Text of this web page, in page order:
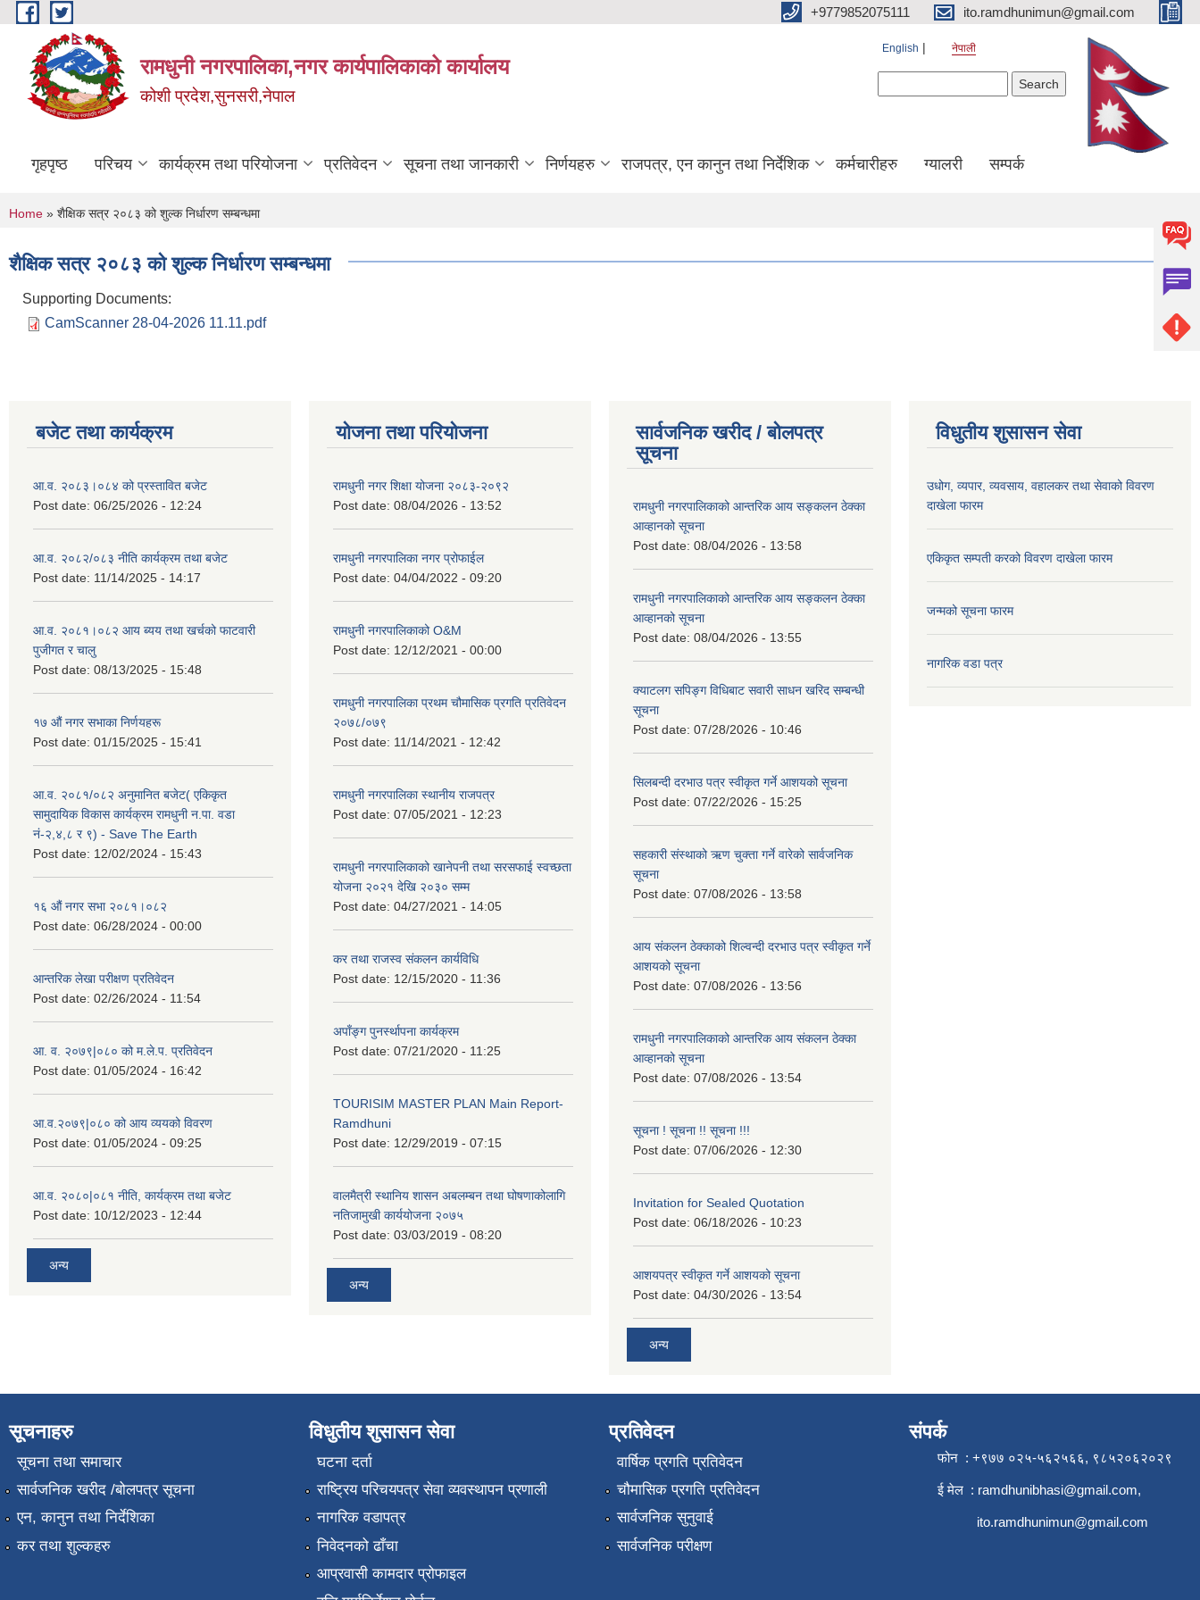
Skip to main content +9779852075111 ito.ramdhunimun@gmail.com
रामधुनी नगरपालिका,नगर कार्यपालिकाको कार्यालय
कोशी प्रदेश,सुनसरी,नेपाल
English नेपाली
गृहपृष्ठ परिचय कार्यक्रम तथा परियोजना प्रतिवेदन सूचना तथा जानकारी निर्णयहरु राजपत्र, एन कानुन तथा निर्देशिक कर्मचारीहरु ग्यालरी सम्पर्क
You are here
Home » शैक्षिक सत्र २०८३ को शुल्क निर्धारण सम्बन्धमा
शैक्षिक सत्र २०८३ को शुल्क निर्धारण सम्बन्धमा
Supporting Documents:
CamScanner 28-04-2026 11.11.pdf
बजेट तथा कार्यक्रम
आ.व. २०८३।०८४ को प्रस्तावित बजेट
Post date: 06/25/2026 - 12:24
आ.व. २०८२/०८३ नीति कार्यक्रम तथा बजेट
Post date: 11/14/2025 - 14:17
आ.व. २०८१।०८२ आय ब्यय तथा खर्चको फाटवारी
पुजीगत र चालु
Post date: 08/13/2025 - 15:48
१७ औं नगर सभाका निर्णयहरू
Post date: 01/15/2025 - 15:41
आ.व. २०८१/०८२ अनुमानित बजेट( एकिकृत
सामुदायिक विकास कार्यक्रम रामधुनी न.पा. वडा
नं-२,४,८ र ९) - Save The Earth
Post date: 12/02/2024 - 15:43
१६ औं नगर सभा २०८१।०८२
Post date: 06/28/2024 - 00:00
आन्तरिक लेखा परीक्षण प्रतिवेदन
Post date: 02/26/2024 - 11:54
आ. व. २०७९|०८० को म.ले.प. प्रतिवेदन
Post date: 01/05/2024 - 16:42
आ.व.२०७९|०८० को आय व्ययको विवरण
Post date: 01/05/2024 - 09:25
आ.व. २०८०|०८१ नीति, कार्यक्रम तथा बजेट
Post date: 10/12/2023 - 12:44
अन्य
योजना तथा परियोजना
रामधुनी नगर शिक्षा योजना २०८३-२०९२
Post date: 08/04/2026 - 13:52
रामधुनी नगरपालिका नगर प्रोफाईल
Post date: 04/04/2022 - 09:20
रामधुनी नगरपालिकाको O&M
Post date: 12/12/2021 - 00:00
रामधुनी नगरपालिका प्रथम चौमासिक प्रगति प्रतिवेदन
२०७८/०७९
Post date: 11/14/2021 - 12:42
रामधुनी नगरपालिका स्थानीय राजपत्र
Post date: 07/05/2021 - 12:23
रामधुनी नगरपालिकाको खानेपनी तथा सरसफाई स्वच्छता
योजना २०२१ देखि २०३० सम्म
Post date: 04/27/2021 - 14:05
कर तथा राजस्व संकलन कार्यविधि
Post date: 12/15/2020 - 11:36
अपाँङ्ग पुनर्स्थापना कार्यक्रम
Post date: 07/21/2020 - 11:25
TOURISIM MASTER PLAN Main Report-
Ramdhuni
Post date: 12/29/2019 - 07:15
वालमैत्री स्थानिय शासन अबलम्बन तथा घोषणाकोलागि
नतिजामुखी कार्ययोजना २०७५
Post date: 03/03/2019 - 08:20
अन्य
सार्वजनिक खरीद / बोलपत्र
सूचना
रामधुनी नगरपालिकाको आन्तरिक आय सङ्कलन ठेक्का
आव्हानको सूचना
Post date: 08/04/2026 - 13:58
रामधुनी नगरपालिकाको आन्तरिक आय सङ्कलन ठेक्का
आव्हानको सूचना
Post date: 08/04/2026 - 13:55
क्याटलग सपिङ्ग विधिबाट सवारी साधन खरिद सम्बन्धी
सूचना
Post date: 07/28/2026 - 10:46
सिलबन्दी दरभाउ पत्र स्वीकृत गर्ने आशयको सूचना
Post date: 07/22/2026 - 15:25
सहकारी संस्थाको ऋण चुक्ता गर्ने वारेको सार्वजनिक
सूचना
Post date: 07/08/2026 - 13:58
आय संकलन ठेक्काको शिल्वन्दी दरभाउ पत्र स्वीकृत गर्ने
आशयको सूचना
Post date: 07/08/2026 - 13:56
रामधुनी नगरपालिकाको आन्तरिक आय संकलन ठेक्का
आव्हानको सूचना
Post date: 07/08/2026 - 13:54
सूचना ! सूचना !! सूचना !!!
Post date: 07/06/2026 - 12:30
Invitation for Sealed Quotation
Post date: 06/18/2026 - 10:23
आशयपत्र स्वीकृत गर्ने आशयको सूचना
Post date: 04/30/2026 - 13:54
अन्य
विधुतीय शुसासन सेवा
उधोग, व्यपार, व्यवसाय, वहालकर तथा सेवाको विवरण
दाखेला फारम
एकिकृत सम्पती करको विवरण दाखेला फारम
जन्मको सूचना फारम
नागरिक वडा पत्र
सूचनाहरु
सूचना तथा समाचार
सार्वजनिक खरीद /बोलपत्र सूचना
एन, कानुन तथा निर्देशिका
कर तथा शुल्कहरु
विधुतीय शुसासन सेवा
घटना दर्ता
राष्ट्रिय परिचयपत्र सेवा व्यवस्थापन प्रणाली
नागरिक वडापत्र
निवेदनको ढाँचा
आप्रवासी कामदार प्रोफाइल
प्रतिवेदन
वार्षिक प्रगति प्रतिवेदन
चौमासिक प्रगति प्रतिवेदन
सार्वजनिक सुनुवाई
सार्वजनिक परीक्षण
संपर्क
फोन : +९७७ ०२५-५६२५६६, ९८५२०६२०२९
ई मेल : ramdhunibhasi@gmail.com,
ito.ramdhunimun@gmail.com